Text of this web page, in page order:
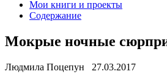
Мои книги и проекты
Содержание
Мокрые ночные
Людмила Поцепун 27.03.2017